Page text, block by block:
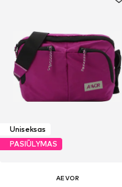
Uniseksas
PASIŪLYMAS
AEVOR